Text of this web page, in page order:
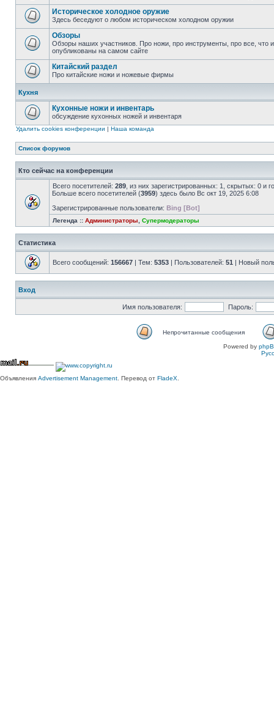
Историческое холодное оружие
Здесь беседуют о любом историческом холодном оружии
Обзоры
Обзоры наших участников. Про ножи, про инструменты, про все, что
опубликованы на самом сайте
Китайский раздел
Про китайские ножи и ножевые фирмы
Кухня
Кухонные ножи и инвентарь
обсуждение кухонных ножей и инвентаря
Удалить cookies конференции | Наша команда
Список форумов
Кто сейчас на конференции
Всего посетителей: 289 , из них зарегистрированных: 1, скрытых: 0 и
Больше всего посетителей (3959) здесь было Вс окт 19, 2025 6:08
Зарегистрированные пользователи: Bing [Bot]
Легенда :: Администраторы Супермодераторы
Статистика
Всего сообщений: 156667 | Тем: 5353 | Пользователей: 51 | Новый
Вход
Имя пользователя: Пароль:
Непрочитанные сообщения
Powered by
Объявления Advertisement Management . Перевод от FladeX